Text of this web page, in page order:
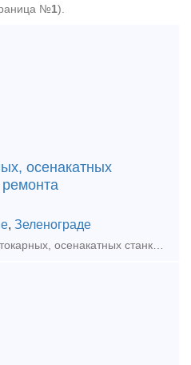
№1).
осенакатных
, Зеленограде
Выполняем ремонт колёсотокарных, осенакатных станков, прессовое , гидравлическое оборудование для формирования, распрессовки и запрессовки колесных пар железнодорожного подвижного состава (грузовых и